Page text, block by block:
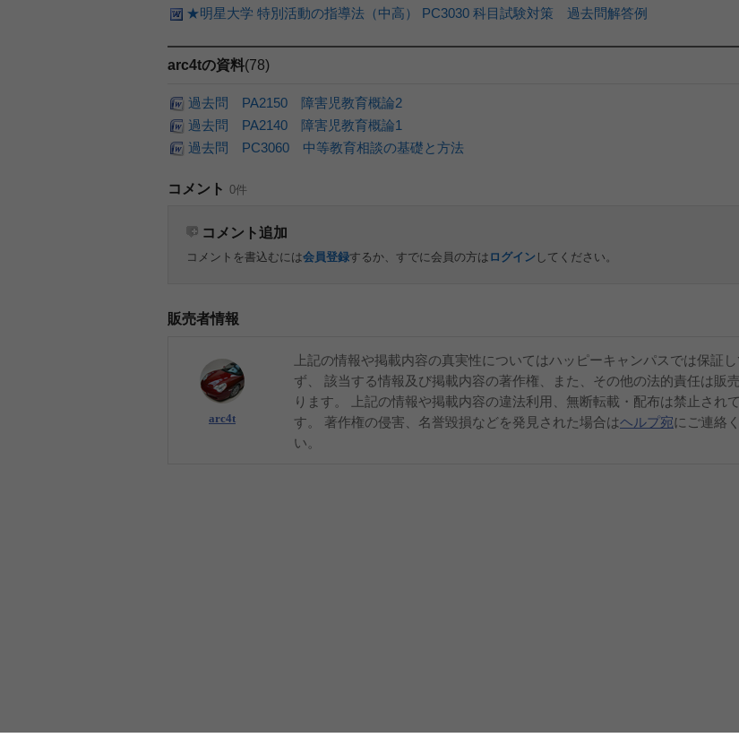
★明星大学 特別活動の指導法（中高） PC3030 科目試験対策 過去問解答例
arc4tの資料(78)
過去問 PA2150 障害児教育概論2
過去問 PA2140 障害児教育概論1
過去問 PC3060 中等教育相談の基礎と方法
コメント 0件
コメント追加
コメントを書込むには会員登録するか、すでに会員の方は ログイン してください。
販売者情報
arc4t
上記の情報や掲載内容の真実性についてはハッピーキャンパスでは保証
ず、 該当する情報及び掲載内容の著作権、また、その他の法的責任は販
ります。 上記の情報や掲載内容の違法利用、無断転載・配布は禁止され
す。 著作権の侵害、名誉毀損などを発見された場合はヘルプ宛にご連絡
い。